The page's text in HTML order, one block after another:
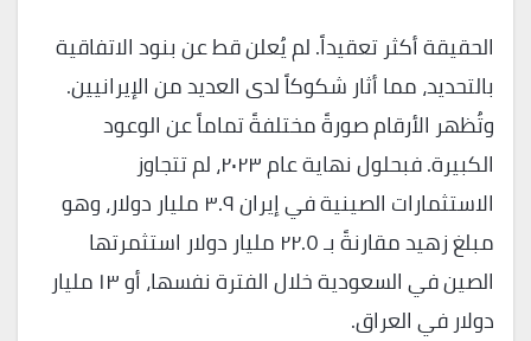
الحقيقة أكثر تعقيداً. لم يُعلن قط عن بنود الاتفاقية
بالتحديد، مما أثار شكوكاً لدى العديد من الإيرانيين.
وتُظهر الأرقام صورةً مختلفةً تماماً عن الوعود
الكبيرة. فبحلول نهاية عام ٢٠٢٣، لم تتجاوز
الاستثمارات الصينية في إيران ٣.٩ مليار دولار، وهو
مبلغ زهيد مقارنةً بـ ٢٢.٥ مليار دولار استثمرتها
الصين في السعودية خلال الفترة نفسها، أو ١٣ مليار
دولار في العراق.